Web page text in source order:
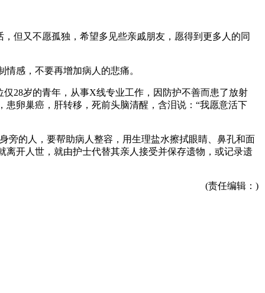
但又不愿孤独，希望多见些亲戚朋友，愿得到更多人的同
感，不要再增加病人的悲痛。
28岁的青年，从事X线专业工作，因防护不善而患了放射
卵巢癌，肝转移，死前头脑清醒，含泪说：“我愿意活下
旁的人，要帮助病人整容，用生理盐水擦拭眼睛、鼻孔和面
开人世，就由护士代替其亲人接受并保存遗物，或记录遗
(责任编辑：)